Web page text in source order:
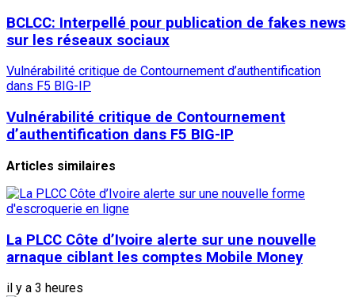
BCLCC: Interpellé pour publication de fakes news
sur les réseaux sociaux
Vulnérabilité critique de Contournement d’authentification
dans F5 BIG-IP
Vulnérabilité critique de Contournement
d’authentification dans F5 BIG-IP
Articles similaires
La PLCC Côte d’Ivoire alerte sur une nouvelle
arnaque ciblant les comptes Mobile Money
il y a 3 heures